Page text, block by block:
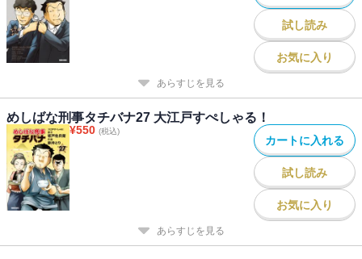
試し読み
お気に入り
あらすじを見る
めしばな刑事タチバナ27 大江戸すぺしゃる！
¥550 (税込)
カートに入れる
試し読み
お気に入り
あらすじを見る